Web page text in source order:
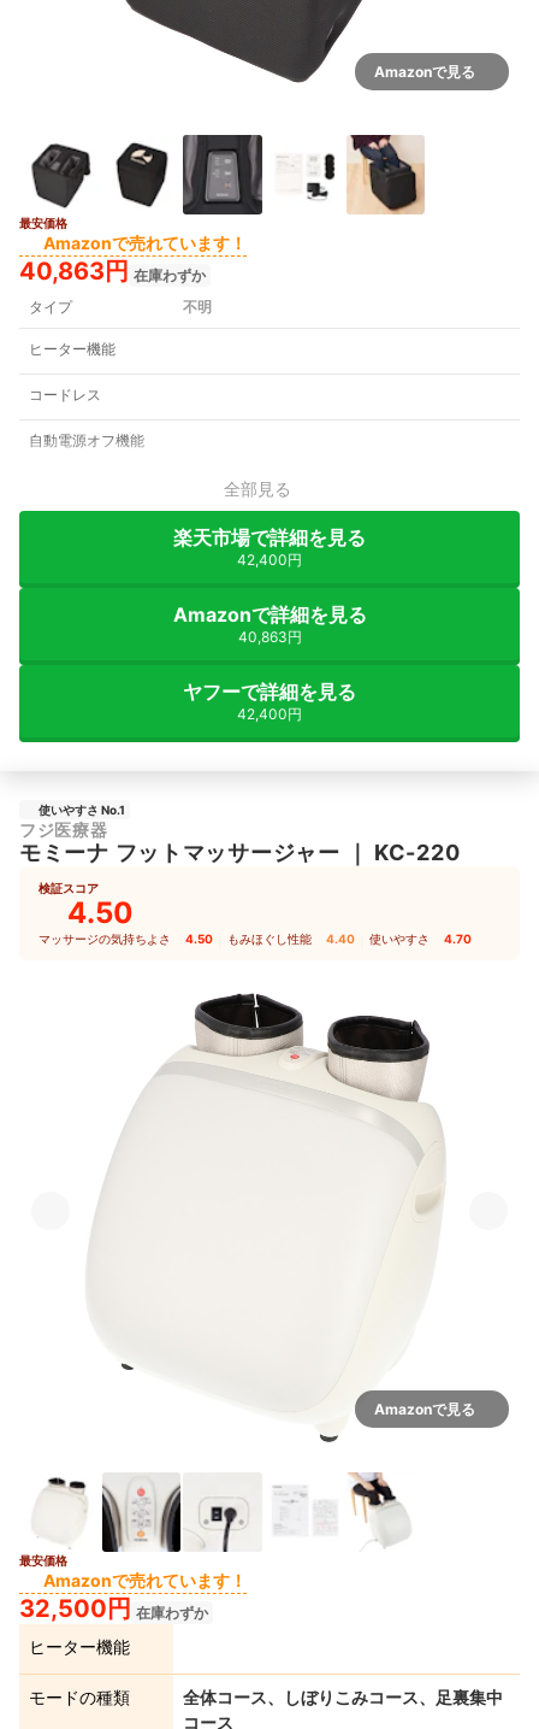
Amazonで見る
最安価格
Amazonで売れています！
40,863円 在庫わずか
タイプ
不明
ヒーター機能
コードレス
自動電源オフ機能
全部見る
楽天市場で詳細を見る
42,400円
Amazonで詳細を見る
40,863円
ヤフーで詳細を見る
42,400円
使いやすさ No.1
フジ医療器
モミーナ フットマッサージャー KC-220
検証スコア
4.50
マッサージの気持ちよさ 4.50 もみほぐし性能 4.40 使いやすさ 4.70
Amazonで見る
最安価格
Amazonで売れています！
32,500円 在庫わずか
ヒーター機能
モードの種類
全体コース、しぼりこみコース、足裏集中
コース